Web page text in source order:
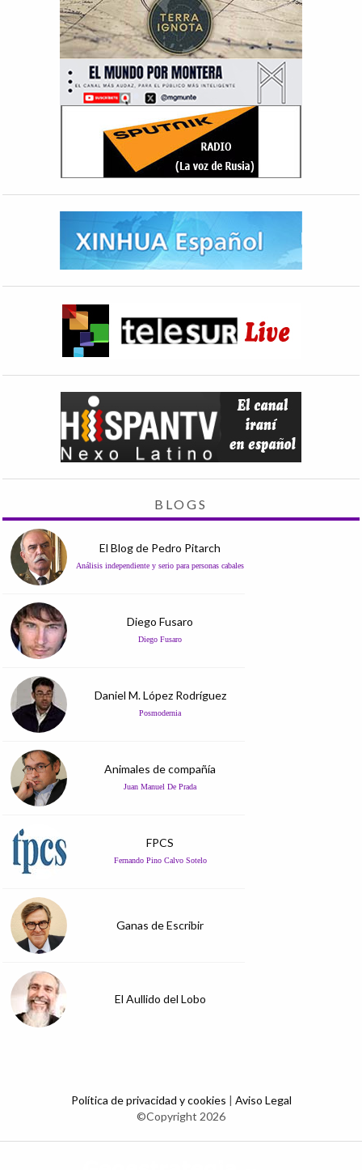
BLOGS
El Blog de Pedro Pitarch
Análisis independiente y serio para personas cabales
Diego Fusaro
Diego Fusaro
Daniel M. López Rodríguez
Posmodernia
Animales de compañía
Juan Manuel De Prada
FPCS
Fernando Pino Calvo Sotelo
Ganas de Escribir
El Aullido del Lobo
Política de privacidad y cookies | Aviso Legal
©Copyright 2026